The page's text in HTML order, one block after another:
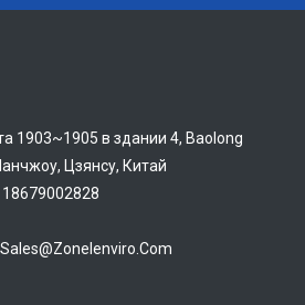
1903~1905 в здании 4, Baolong
Цзянсу, Китай
18679002828
Sales@zonelenviro.com